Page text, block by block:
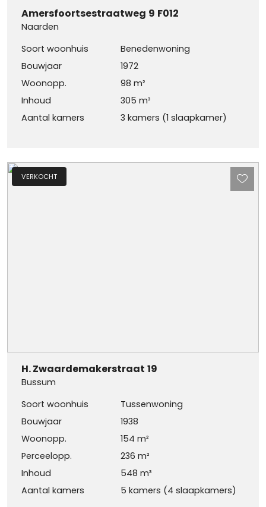
Amersfoortsestraatweg 9 F012
Naarden
Soort woonhuis
Benedenwoning
Bouwjaar
1972
Woonopp.
98 m²
Inhoud
305 m³
Aantal kamers
3 kamers (1 slaapkamer)
VERKOCHT
H. Zwaardemakerstraat 19
Bussum
Soort woonhuis
Tussenwoning
Bouwjaar
1938
Woonopp.
154 m²
Perceelopp.
236 m²
Inhoud
548 m³
Aantal kamers
5 kamers (4 slaapkamers)